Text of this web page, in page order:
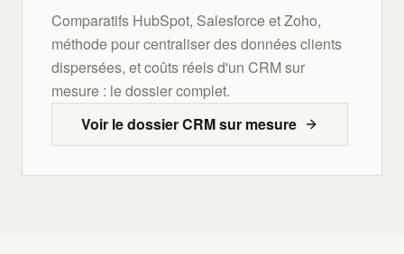
Comparatifs HubSpot, Salesforce et Zoho,
méthode pour centraliser des données clients
dispersées, et coûts réels d'un CRM sur
mesure : le dossier complet.
Voir le dossier CRM sur mesure